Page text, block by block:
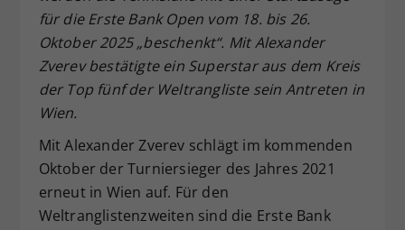
für die Erste Bank Open vom 18. bis 26.
Oktober 2025 „beschenkt“. Mit Alexander
Zverev bestätigte ein Superstar aus dem Kreis
der Top fünf der Weltrangliste sein Antreten in
Wien.
Mit Alexander Zverev schlägt im kommenden
Oktober der Turniersieger des Jahres 2021
erneut in Wien auf. Für den
Weltranglistenzweiten sind die Erste Bank
Zweck
Dieser Wert speichert Ihre Consent-
Einstellungen. Unter anderem eine
zufällig generierte ID, für die
historische Speicherung Ihrer
vorgenommen Einstellungen, falls der
hat.